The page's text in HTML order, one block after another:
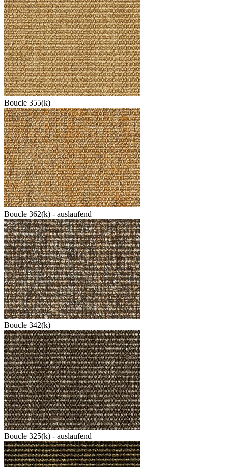
Boucle 355(k)
Boucle 362(k) - auslaufend
Boucle 342(k)
Boucle 325(k) - auslaufend